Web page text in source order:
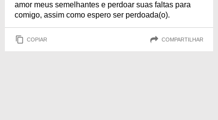
amor meus semelhantes e perdoar suas faltas para
comigo, assim como espero ser perdoada(o).
COPIAR COMPARTILHAR